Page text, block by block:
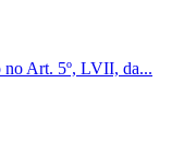
no Art. 5º, LVII, da...